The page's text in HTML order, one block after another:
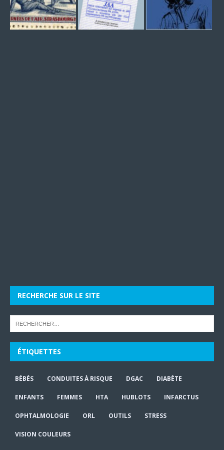
RECHERCHE SUR LE SITE
ÉTIQUETTES
BÉBÉS CONDUITES À RISQUE DGAC DIABÈTE
ENFANTS FEMMES HTA HUBLOTS INFARCTUS
OPHTALMOLOGIE ORL OUTILS STRESS
VISION COULEURS